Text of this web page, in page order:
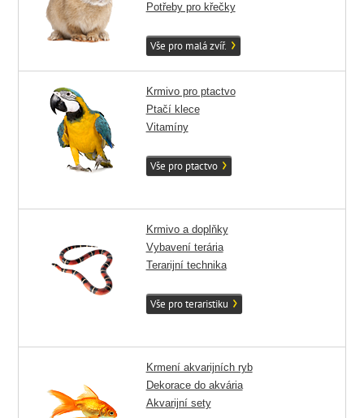
Potřeby pro křečky
Vše pro malá zvíř.
Krmivo pro ptactvo
Ptačí klece
Vitamíny
Vše pro ptactvo
Krmivo a doplňky
Vybavení terária
Terarijní technika
Vše pro teraristiku
Krmení akvarijních ryb
Dekorace do akvária
Akvarijní sety